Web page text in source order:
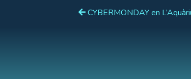
CYBERMONDAY en